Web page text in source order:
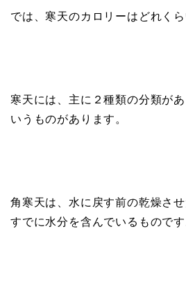
では、寒天のカロリーはどれく
寒天には、主に２種類の分類が
いうものがあります。
角寒天は、水に戻す前の乾燥させ
すでに水分を含んでいるものです